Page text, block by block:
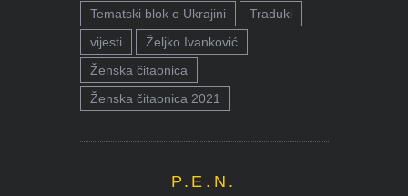
Tematski blok o Ukrajini
Traduki
vijesti
Željko Ivanković
Ženska čitaonica
Ženska čitaonica 2021
P.E.N.